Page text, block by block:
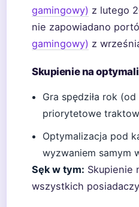
gamingowy) z lutego
nie zapowiadano
gamingowy) z
Skupienie na
Gra spędziła rok
priorytetowe
Optymalizacja pod
wyzwaniem samym
Sęk w tym: Skupienie
wszystkich